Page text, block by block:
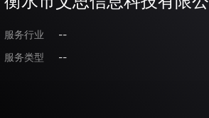
服务行业
--
服务类型
--